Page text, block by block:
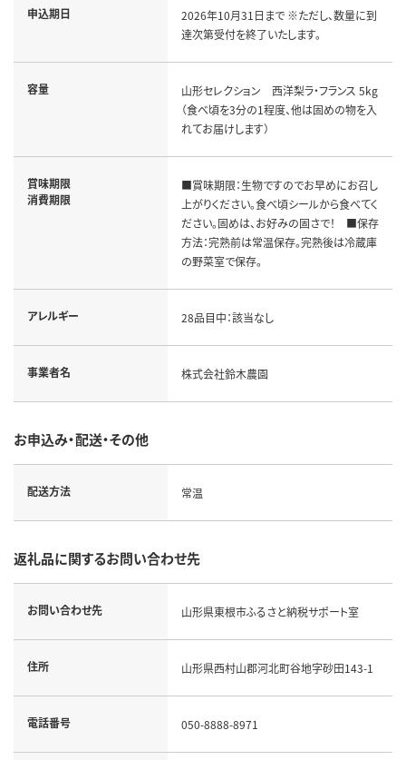
申込期日
2026年10月31日まで ※ただし、数量に到
達次第受付を終了いたします。
容量
山形セレクション 西洋梨ラ・フランス 5kg
（食べ頃を3分の1程度、他は固めの物を入
れてお届けします）
賞味期限
消費期限
■賞味期限：生物ですのでお早めにお召し
上がりください。食べ頃シールから食べてく
ださい。固めは、お好みの固さで！ ■保存
方法：完熟前は常温保存。完熟後は冷蔵庫
の野菜室で保存。
アレルギー 28品目中：該当なし
事業者名 株式会社鈴木農園
お申込み・配送・その他
配送方法 常温
返礼品に関するお問い合わせ先
お問い合わせ先 山形県東根市ふるさと納税サポート室
住所 山形県西村山郡河北町谷地字砂田143-1
電話番号 050-8888-8971